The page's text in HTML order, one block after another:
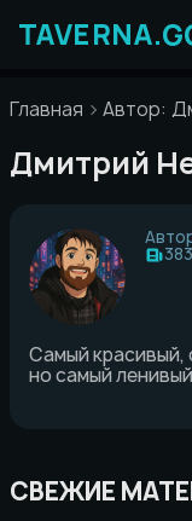
содержимому
Главная Автор:
Дмитрий
Самый красивый,
но самый
СВЕЖИЕ